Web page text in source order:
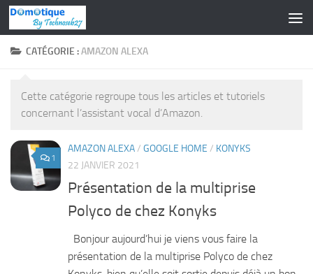
Skip to content
CATÉGORIE :AMAZON ALEXA
Cette catégorie regroupe tous les articles et tutoriels
concernant l’assistant vocal d’Amazon.
1
AMAZON ALEXA/ GOOGLE HOME / KONYKS
22 JANVIER 2021
Présentation de la multiprise
Polyco de chez Konyks
Bonjour aujourd’hui je viens vous faire la
présentation de la multiprise Polyco de chez